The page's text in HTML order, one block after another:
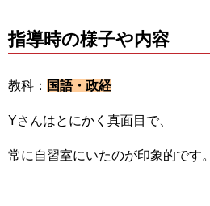
指導時の様子や内容
教科： 国語・政経
Yさんはとにかく真面目で、
常に自習室にいたのが印象的です。